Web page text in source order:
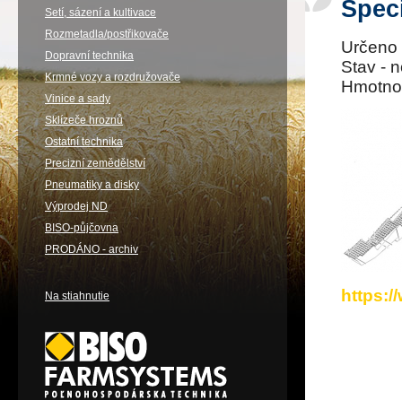
Určeno
Stav -
Setí, sázení a kultivace
Rozmetadla/postřikovače
Dopravní technika
Krmné vozy a rozdružovače
Vinice a sady
Sklízeče hroznů
Ostatní technika
Precizní zemědělství
Pneumatiky a disky
Výprodej ND
BISO-půjčovna
PRODÁNO - archiv
Na stiahnutie